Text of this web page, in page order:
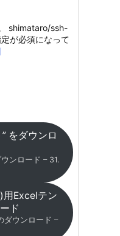
shimataro/ssh-
が必須になって
をダウンロ
ンロード – 31.
用Excelテン
ド
ダウンロード –